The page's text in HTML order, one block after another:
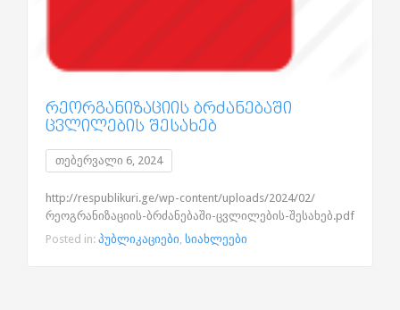
ᲠᲔᲝᲠᲒᲐᲜᲘᲖᲐᲪᲘᲘᲡ ᲑᲠᲫᲐᲜᲔᲑᲐᲨᲘ
ᲪᲕᲚᲘᲚᲔᲑᲘᲡ ᲨᲔᲡᲐᲮᲔᲑ
თებერვალი 6, 2024
http://respublikuri.ge/wp-content/uploads/2024/02/
რეოგრანიზაციის-ბრძანებაში-ცვლილების-შესახებ.pdf
Posted in: პუბლიკაციები, სიახლეები